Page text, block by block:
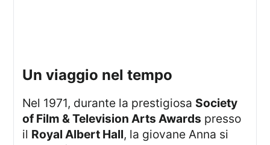
un viaggio nel tempo
Nel 1971, durante la prestigiosa Society
of Film & Television Arts Awards presso
il Royal Albert Hall, la giovane Anna si